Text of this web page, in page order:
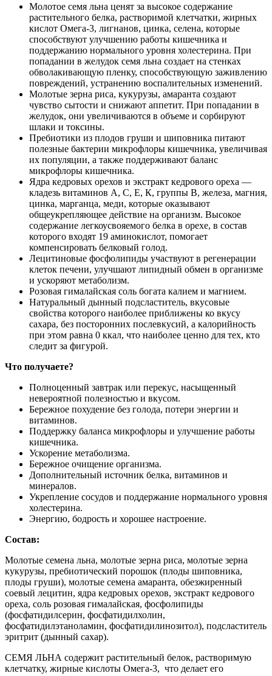
Молотое семя льна ценят за высокое содержание
растительного белка, растворимой клетчатки, жирных
кислот Омега-3, лигнанов, цинка, селена, которые
способствуют улучшению работы кишечника и
поддержанию нормального уровня холестерина. При
попадании в желудок семя льна создает на стенках
обволакивающую пленку, способствующую заживлению
повреждений, устранению воспалительных изменений.
Молотые зерна риса, кукурузы, амаранта создают
чувство сытости и снижают аппетит. При попадании в
желудок, они увеличиваются в объеме и сорбируют
шлаки и токсины.
Пребиотики из плодов груши и шиповника питают
полезные бактерии микрофлоры кишечника, увеличивая
их популяции, а также поддерживают баланс
микрофлоры кишечника.
Ядра кедровых орехов и экстракт кедрового ореха —
кладезь витаминов А, С, Е, К, группы В, железа, магния,
цинка, марганца, меди, которые оказывают
общеукрепляющее действие на организм. Высокое
содержание легкоусвояемого белка в орехе, в состав
которого входят 19 аминокислот, помогает
компенсировать белковый голод.
Лецитиновые фосфолипиды участвуют в регенерации
клеток печени, улучшают липидный обмен в организме
и ускоряют метаболизм.
Розовая гималайская соль богата калием и магнием.
Натуральный дынный подсластитель, вкусовые
свойства которого наиболее приближены ко вкусу
сахара, без посторонних послевкусий, а калорийность
при этом равна 0 ккал, что наиболее ценно для тех, кто
следит за фигурой.
Что получаете?
Полноценный завтрак или перекус, насыщенный
невероятной полезностью и вкусом.
Бережное похудение без голода, потери энергии и
витаминов.
Поддержку баланса микрофлоры и улучшение работы
кишечника.
Ускорение метаболизма.
Бережное очищение организма.
Дополнительный источник белка, витаминов и
минералов.
Укрепление сосудов и поддержание нормального уровня
холестерина.
Энергию, бодрость и хорошее настроение.
Состав:
Молотые семена льна, молотые зерна риса, молотые зерна
кукурузы, пребиотический порошок (плоды шиповника,
плоды груши), молотые семена амаранта, обезжиренный
соевый лецитин, ядра кедровых орехов, экстракт кедрового
ореха, соль розовая гималайская, фосфолипиды
(фосфатидилсерин, фосфатидилхолин,
фосфатидилэтаноламин, фосфатидилинозитол), подсластитель
эритрит (дынный сахар).
СЕМЯ ЛЬНА содержит растительный белок, растворимую
клетчатку, жирные кислоты Омега-3, что делает его